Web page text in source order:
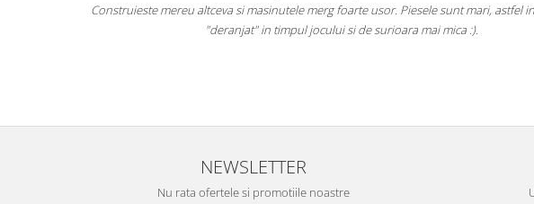
Construieste mereu altceva si masinutele merg foarte usor. Piesele sunt mari, astfel
"deranjat" in timpul jocului si de surioara mai mica :).
NEWSLETTER
Nu rata ofertele si promotiile noastre